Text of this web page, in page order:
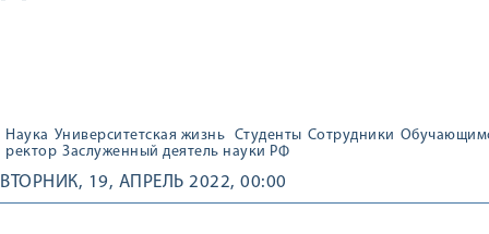
Наука Университетская жизнь Студенты Сотрудники
ректор Заслуженный деятель науки РФ
ВТОРНИК, 19, АПРЕЛЬ 2022, 00:00